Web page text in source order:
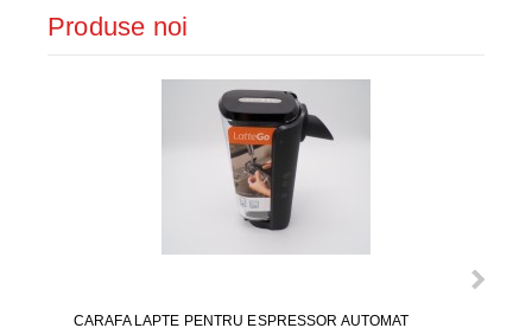
Produse noi
CARAFA LAPTE PENTRU ESPRESSOR AUTOMAT